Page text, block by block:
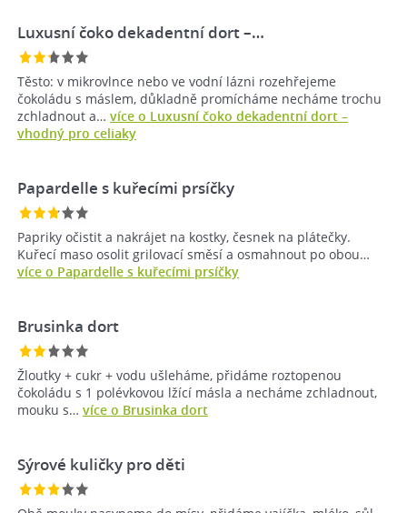
Luxusní čoko dekadentní dort –⁠…
Těsto: v mikrovlnce nebo ve vodní lázni rozehřejeme
čokoládu s máslem, důkladně promícháme necháme trochu
zchladnout a… více o Luxusní čoko dekadentní dort –⁠
vhodný pro celiaky
Papardelle s kuřecími prsíčky
Papriky očistit a nakrájet na kostky, česnek na plátečky.
Kuřecí maso osolit grilovací směsí a osmahnout po obou…
více o Papardelle s kuřecími prsíčky
Brusinka dort
Žloutky + cukr + vodu ušleháme, přidáme roztopenou
čokoládu s 1 polévkovou lžící másla a necháme zchladnout,
mouku s… více o Brusinka dort
Sýrové kuličky pro děti